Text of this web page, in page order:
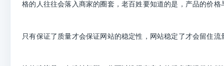
格的人往往会落入商家的圈套，老百姓要知道的是，产品的价格
只有保证了质量才会保证网站的稳定性，网站稳定了才会留住流